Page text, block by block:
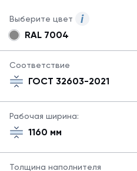
Выберите цвет
сэндвич-
быть
все
Для
заказа
RAL 7004
Соответствие
ГОСТ 32603-2021
Рабочая ширина:
1160 мм
Толщина наполнителя